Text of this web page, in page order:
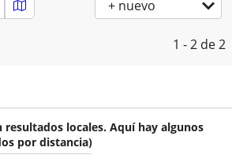
+ nuevo
1 - 2 de 2
resultados locales. Aquí hay algunos
por distancia)